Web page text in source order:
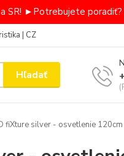
SR! ►Potrebujete poradiť?
| CZ
Hľadať
fiXture silver - osvetlenie 120cm